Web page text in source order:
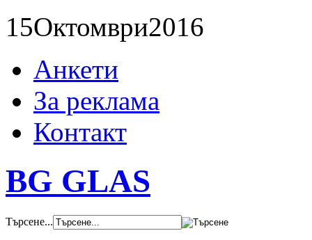
15Октомври2016
Анкети
За реклама
Контакт
BG GLAS
Търсене...